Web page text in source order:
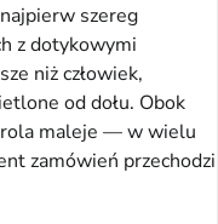
szereg
z dotykowymi
niż człowiek,
od dołu. Obok
rola maleje — w wielu
zamówień przechodzi